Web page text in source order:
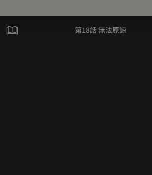
第18話 無法原諒